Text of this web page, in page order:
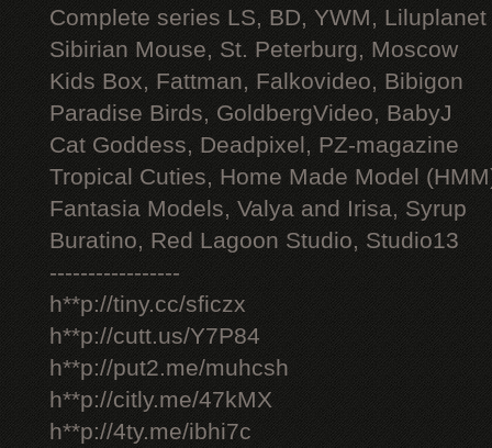
Complete series LS, BD, YWM, Liluplanet
Sibirian Mouse, St. Peterburg, Moscow
Kids Box, Fattman, Falkovideo, Bibigon
Paradise Birds, GoldbergVideo, BabyJ
Cat Goddess, Deadpixel, PZ-magazine
Tropical Cuties, Home Made Model
Fantasia Models, Valya and Irisa, Syrup
Buratino, Red Lagoon Studio, Studio13
-----------------
h**p://tiny.cc/sficzx
h**p://cutt.us/Y7P84
h**p://put2.me/muhcsh
h**p://citly.me/47kMX
h**p://4ty.me/ibhi7c